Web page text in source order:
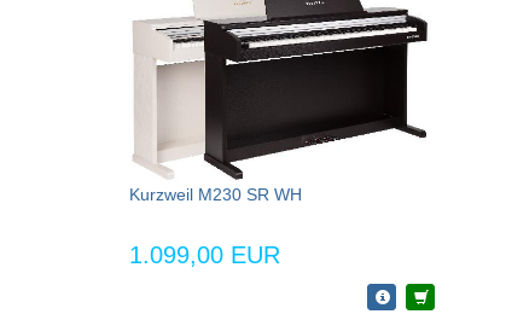
Kurzweil M230 SR WH
1.099,00 EUR